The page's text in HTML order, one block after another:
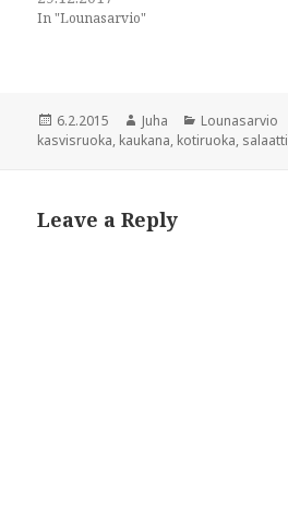
n
n
o
w
)
n
e
w
)
In "Lounasarvio"
Posted
on
6.2.2015 Author
Juha Categories
Lounasarvio
kasvisruoka, kaukana, kotiruoka, salaatti
Leave a Reply